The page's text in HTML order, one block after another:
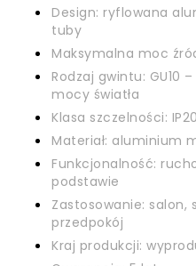
Design: ryflowana
tuby
Maksymalna moc
Rodzaj gwintu: GU10
mocy światła
Klasa szczelności: IP20
Materiał: aluminium
Funkcjonalność:
podstawie
Zastosowanie: salon,
przedpokój
Kraj produkcji: